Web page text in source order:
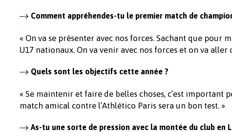
Comment appréhendes-tu le premier match de
« On va se présenter avec nos forces. Sachant que pour
U17 nationaux. On va venir avec nos forces et on va aller
Quels sont les objectifs cette année ?
« Se maintenir et faire de belles choses, c’est
match amical contre l’Athlético Paris sera un bon test. »
As-tu une sorte de pression avec la montée du club